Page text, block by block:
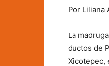
Por Liliana
La
ductos de
Xicotepec,